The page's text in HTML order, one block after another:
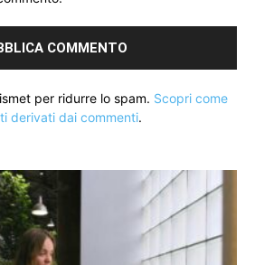
per ridurre lo spam. Scopri come
derivati dai commenti.